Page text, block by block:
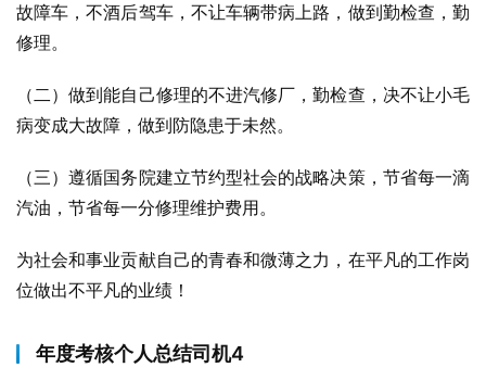
故障车，不酒后驾车，不让车辆带病上路，做到勤检查，勤
修理。
（二）做到能自己修理的不进汽修厂，勤检查，决不让小毛
病变成大故障，做到防隐患于未然。
（三）遵循国务院建立节约型社会的战略决策，节省每一滴
汽油，节省每一分修理维护费用。
为社会和事业贡献自己的青春和微薄之力，在平凡的工作岗
位做出不平凡的业绩！
年度考核个人总结司机4